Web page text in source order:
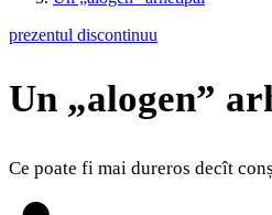
prezentul discontinuu
Un „alogen”
Ce poate fi mai dureros decît